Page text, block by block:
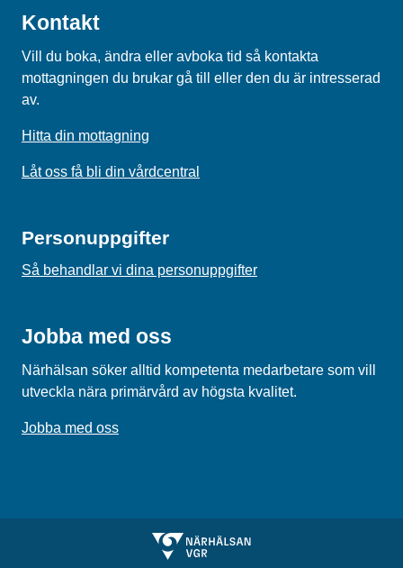
Kontakt
Vill du boka, ändra eller avboka tid så kontakta
mottagningen du brukar gå till eller den du är intresserad
av.
Hitta din mottagning
Låt oss få bli din vårdcentral
Personuppgifter
Så behandlar vi dina personuppgifter
Jobba med oss
Närhälsan söker alltid kompetenta medarbetare som vill
utveckla nära primärvård av högsta kvalitet.
Jobba med oss